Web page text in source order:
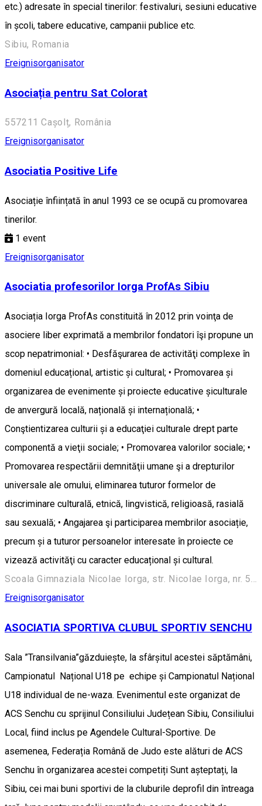
etc.) adresate în special tinerilor: festivaluri, sesiuni educative
în școli, tabere educative, campanii publice etc.
Sibiu, Romania
Ereignisorganisator
Asociația pentru Sat Colorat
557211 Cașolț, România
Ereignisorganisator
Asociatia Positive Life
Asociație înființată în anul 1993 ce se ocupă cu promovarea
tinerilor.
1 event
Ereignisorganisator
Asociatia profesorilor Iorga ProfAs Sibiu
Asociația Iorga ProfAs constituită în 2012 prin voinţa de
asociere liber exprimată a membrilor fondatori îşi propune un
scop nepatrimonial: • Desfăşurarea de activităţi complexe în
domeniul educațional, artistic și cultural; • Promovarea și
organizarea de evenimente și proiecte educative șiculturale
de anvergură locală, națională și internațională; •
Conştientizarea culturii și a educaţiei culturale drept parte
componentă a vieţii sociale; • Promovarea valorilor sociale; •
Promovarea respectării demnităţii umane şi a drepturilor
universale ale omului, eliminarea tuturor formelor de
discriminare culturală, etnică, lingvistică, religioasă, rasială
sau sexuală; • Angajarea şi participarea membrilor asociație,
precum și a tuturor persoanelor interesate în proiecte ce
vizează activităţi cu caracter educațional și cultural.
Scoala Gimnaziala Nicolae Iorga, str. Nicolae Iorga, nr. 56, Sibiu
Ereignisorganisator
ASOCIATIA SPORTIVA CLUBUL SPORTIV SENCHU
Sala ”Transilvania”găzduiește, la sfârșitul acestei săptămâni,
Campionatul Național U18 pe echipe și Campionatul Național
U18 individual de ne-waza. Evenimentul este organizat de
ACS Senchu cu sprijinul Consiliului Județean Sibiu, Consiliului
Local, fiind inclus pe Agendele Cultural-Sportive. De
asemenea, Federația Română de Judo este alături de ACS
Senchu în organizarea acestei competiți Sunt așteptați, la
Sibiu, cei mai buni sportivi de la cluburile deprofil din întreaga